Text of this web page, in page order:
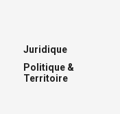
Juridique
Politique &
Territoire